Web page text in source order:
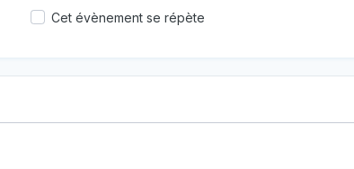
Cet évènement se répète